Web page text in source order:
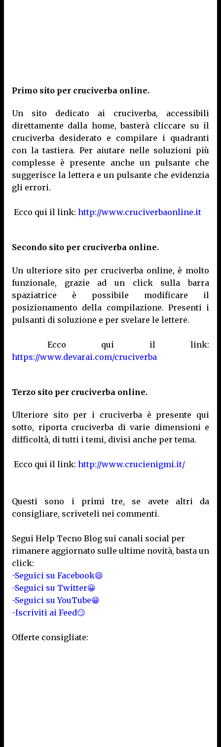
Primo sito per cruciverba online.
Un sito dedicato ai cruciverba, accessibili
direttamente dalla home, basterà cliccare su il
cruciverba desiderato e compilare i quadranti
con la tastiera. Per aiutare nelle soluzioni più
complesse è presente anche un pulsante che
suggerisce la lettera e un pulsante che evidenzia
gli errori.
Ecco qui il link: http://www.cruciverbaonline.it
Secondo sito per cruciverba online.
Un ulteriore sito per cruciverba online, è molto
funzionale, grazie ad un click sulla barra
spaziatrice è possibile modificare il
posizionamento della compilazione. Presenti i
pulsanti di soluzione e per svelare le lettere.
Ecco qui il link:
https://www.devarai.com/cruciverba
Terzo sito per cruciverba online.
Ulteriore sito per i cruciverba è presente qui
sotto, riporta cruciverba di varie dimensioni e
difficoltà, di tutti i temi, divisi anche per tema.
Ecco qui il link: http://www.crucienigmi.it/
Questi sono i primi tre, se avete altri da
consigliare, scriveteli nei commenti.
Segui Help Tecno Blog sui canali social per
rimanere aggiornato sulle ultime novità, basta un
click:
-Seguici su Facebook😄
-Seguici su Twitter😀
-Seguici su YouTube😁
-Iscriviti ai Feed😏
Offerte consigliate: